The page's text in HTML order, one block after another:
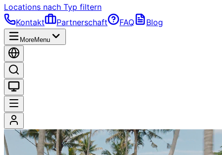
Locations nach Typ filtern
Kontakt
Partnerschaft FAQ Blog
MoreMenu